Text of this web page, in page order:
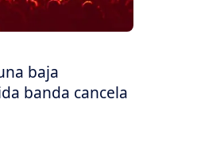
baja
banda cancela